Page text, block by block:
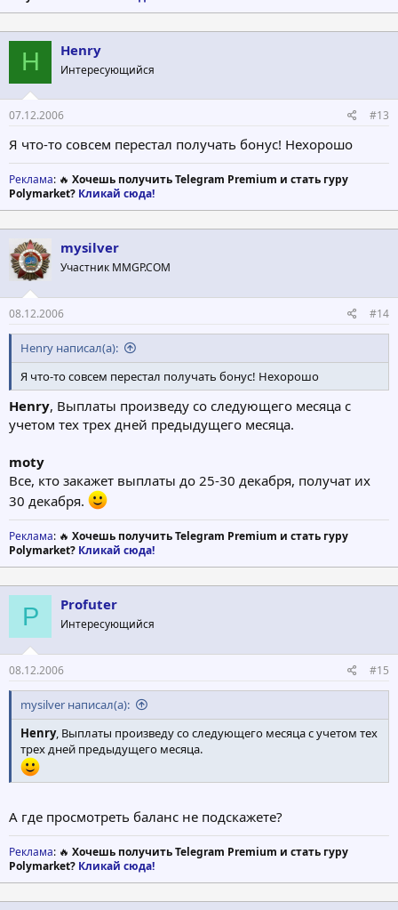
H Henry
Интересующийся
07.12.2006 #13
Я что-то совсем перестал получать бонус! Нехорошо
Реклама: 🔥 Хочешь получить Telegram Premium и стать гуру
Polymarket? Кликай сюда!
mysilver
Участник MMGP.COM
08.12.2006 #14
Henry написал(а):
Я что-то совсем перестал получать бонус! Нехорошо
Henry, Выплаты произведу со следующего месяца с
учетом тех трех дней предыдущего месяца.
moty
Все, кто закажет выплаты до 25-30 декабря, получат их
30 декабря.
Реклама: 🔥 Хочешь получить Telegram Premium и стать гуру
Polymarket? Кликай сюда!
P Profuter
Интересующийся
08.12.2006 #15
mysilver написал(а):
Henry, Выплаты произведу со следующего месяца с учетом тех
трех дней предыдущего месяца.
А где просмотреть баланс не подскажете?
Реклама: 🔥 Хочешь получить Telegram Premium и стать гуру
Polymarket? Кликай сюда!